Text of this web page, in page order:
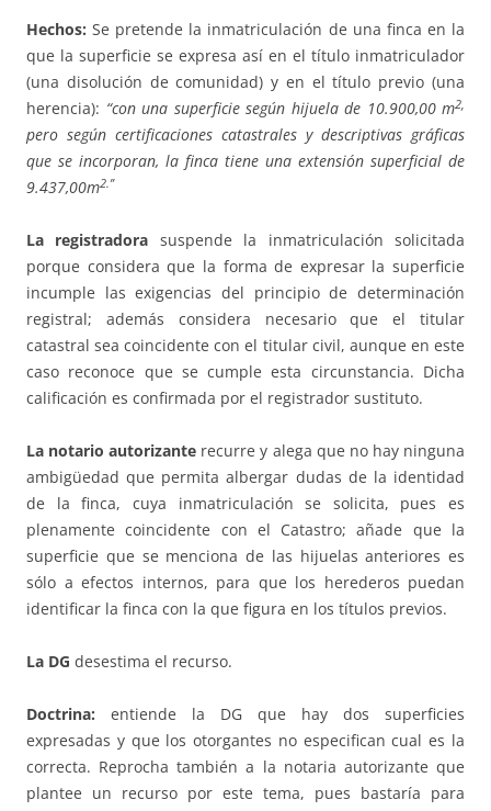
Hechos:Se pretende la inmatriculación de una finca en la
que la superficie se expresa así en el título inmatriculador
(una disolución de comunidad) y en el título previo (una
herencia): “con una superficie según hijuela de 10.900,00 m2,
pero según certificaciones catastrales y descriptivas gráficas
que se incorporan, la finca tiene una extensión superficial de
9.437,00m2.”
La registradora suspende la inmatriculación solicitada
porque considera que la forma de expresar la superficie
incumple las exigencias del principio de determinación
registral; además considera necesario que el titular
catastral sea coincidente con el titular civil, aunque en este
caso reconoce que se cumple esta circunstancia. Dicha
calificación es confirmada por el registrador sustituto.
La notario autorizante recurre y alega que no hay ninguna
ambigüedad que permita albergar dudas de la identidad
de la finca, cuya inmatriculación se solicita, pues es
plenamente coincidente con el Catastro; añade que la
superficie que se menciona de las hijuelas anteriores es
sólo a efectos internos, para que los herederos puedan
identificar la finca con la que figura en los títulos previos.
La DG desestima el recurso.
Doctrina: entiende la DG que hay dos superficies
expresadas y que los otorgantes no especifican cual es la
correcta. Reprocha también a la notaria autorizante que
plantee un recurso por este tema, pues bastaría para